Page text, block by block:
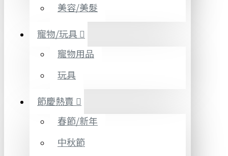
美容/美髮
寵物/玩具
寵物用品
玩具
節慶熱賣
春節/新年
中秋節